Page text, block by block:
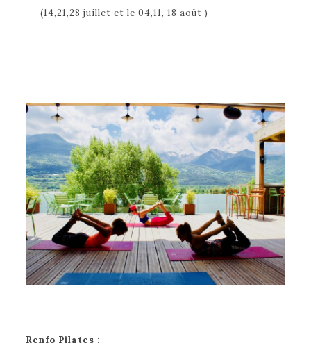
(14,21,28 juillet et le 04,11, 18 août )
Renfo Pilates :